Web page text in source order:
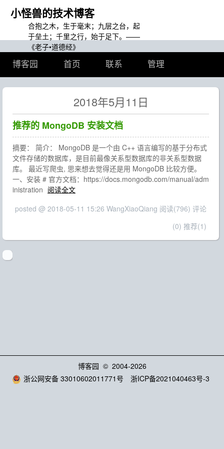
小怪兽的技术博客
合抱之木，生于毫末；九层之台，起
于垒土；千里之行，始于足下。——
《老子•道德经》
博客园 首页 联系 管理
2018年5月11日
推荐的 MongoDB 安装文档
摘要： 简介： MongoDB 是一个由 C++ 语言编写的基于分布式
文件存储的数据库，是目前最像关系型数据库的非关系型数据
库。 最近写爬虫, 思来想去觉得还是用 MongoDB 比较方便。
一、安装 # 官方文档：https://docs.mongodb.com/manual/adm
inistration 阅读全文
posted @ 2018-05-11 15:26 WangXiaoQiang 阅读(796) 评论
(0) 推荐(1)
博客园 © 2004-2026
浙公网安备 33010602011771号
浙ICP备2021040463号-3